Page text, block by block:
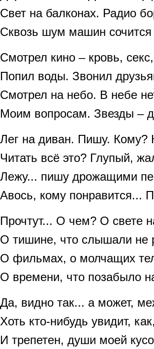
Свет на балконах. Радио
Сквозь шум машин
Смотрел кино – кровь,
Попил воды. Звонил
Смотрел на небо. В небе
Моим вопросам. Звезды –
Лег на диван. Пишу. Кому?
Читать всё это? Глупый,
Лежу... пишу дрожащими
Авось, кому понравится...
Прочтут... О чем? О свете
О тишине, что слышали не
О фильмах, о молчащих
О времени, что позабыло
Да, видно так... а может,
Хоть кто-нибудь увидит,
И трепетен, души моей